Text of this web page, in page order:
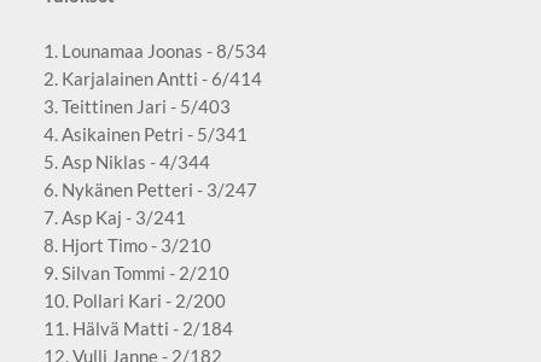
1. Lounamaa Joonas - 8/534
2. Karjalainen Antti - 6/414
3. Teittinen Jari - 5/403
4. Asikainen Petri - 5/341
5. Asp Niklas - 4/344
6. Nykänen Petteri - 3/247
7. Asp Kaj - 3/241
8. Hjort Timo - 3/210
9. Silvan Tommi - 2/210
10. Pollari Kari - 2/200
11. Hälvä Matti - 2/184
12. Vulli Janne - 2/182